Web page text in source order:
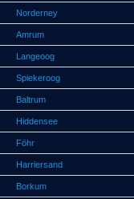
Norderney
Amrum
Langeoog
Spiekeroog
Baltrum
Hiddensee
Föhr
Harriersand
Borkum